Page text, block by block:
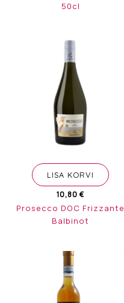
50cl
LISA KORVI
10,80 €
Prosecco DOC Frizzante
Balbinot